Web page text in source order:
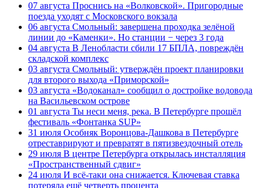
07 августа Проснись на «Волковской». Пригородные
поезда уходят с Московского вокзала
06 августа Смольный: завершена проходка зелёной
линии до «Каменки». Но станции − через 3 года
04 августа В Ленобласти сбили 17 БПЛА, повреждён
складской комплекс
03 августа Смольный: утверждён проект планировки
для второго выхода «Приморской»
03 августа «Водоканал» сообщил о достройке водовода
на Васильевском острове
01 августа Ты неси меня, река. В Петербурге прошёл
фестиваль «Фонтанка SUP»
31 июля Особняк Воронцова-Дашкова в Петербурге
отреставрируют и превратят в пятизвездочный отель
29 июля В центре Петербурга открылась инсталляция
«Пространственный сдвиг»
24 июля И всё-таки она снижается. Ключевая ставка
потеряла ещё четверть процента